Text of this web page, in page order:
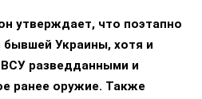
утверждает, что поэтапно
Украины, хотя и
разведданными и
ранее оружие. Также